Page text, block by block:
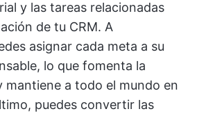
y las tareas relacionadas
de tu CRM. A
asignar cada meta a su
lo que fomenta la
mantiene a todo el mundo en
puedes convertir las